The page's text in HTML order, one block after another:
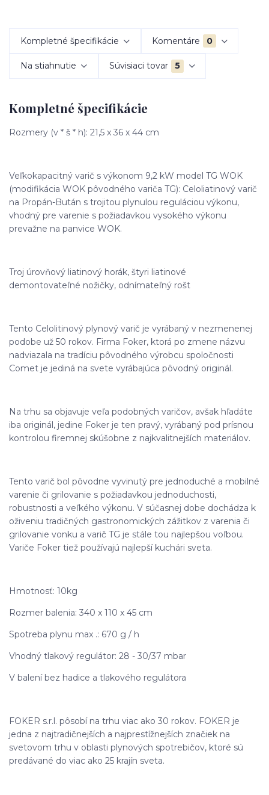
Kompletné špecifikácie Komentáre 0
Na stiahnutie Súvisiaci tovar 5
Kompletné špecifikácie
Rozmery (v * š * h): 21,5 x 36 x 44 cm
Veľkokapacitný varič s výkonom 9,2 kW model TG WOK
(modifikácia WOK pôvodného variča TG): Celoliatinový varič
na Propán-Bután s trojitou plynulou reguláciou výkonu,
vhodný pre varenie s požiadavkou vysokého výkonu
prevažne na panvice WOK.
Troj úrovňový liatinový horák, štyri liatinové
demontovateľné nožičky, odnímateľný rošt
Tento Celolitinový plynový varič je vyrábaný v nezmenenej
podobe už 50 rokov. Firma Foker, ktorá po zmene názvu
nadviazala na tradíciu pôvodného výrobcu spoločnosti
Comet je jediná na svete vyrábajúca pôvodný originál.
Na trhu sa objavuje veľa podobných varičov, avšak hľadáte
iba originál, jedine Foker je ten pravý, vyrábaný pod prísnou
kontrolou firemnej skúšobne z najkvalitnejších materiálov.
Tento varič bol pôvodne vyvinutý pre jednoduché a mobilné
varenie či grilovanie s požiadavkou jednoduchosti,
robustnosti a veľkého výkonu. V súčasnej dobe dochádza k
oživeniu tradičných gastronomických zážitkov z varenia či
grilovanie vonku a varič TG je stále tou najlepšou voľbou.
Variče Foker tiež používajú najlepší kuchári sveta.
Hmotnosť: 10kg
Rozmer balenia: 340 x 110 x 45 cm
Spotreba plynu max .: 670 g / h
Vhodný tlakový regulátor: 28 - 30/37 mbar
V balení bez hadice a tlakového regulátora
FOKER s.r.l. pôsobí na trhu viac ako 30 rokov. FOKER je
jedna z najtradičnejších a najprestížnejších značiek na
svetovom trhu v oblasti plynových spotrebičov, ktoré sú
predávané do viac ako 25 krajín sveta.